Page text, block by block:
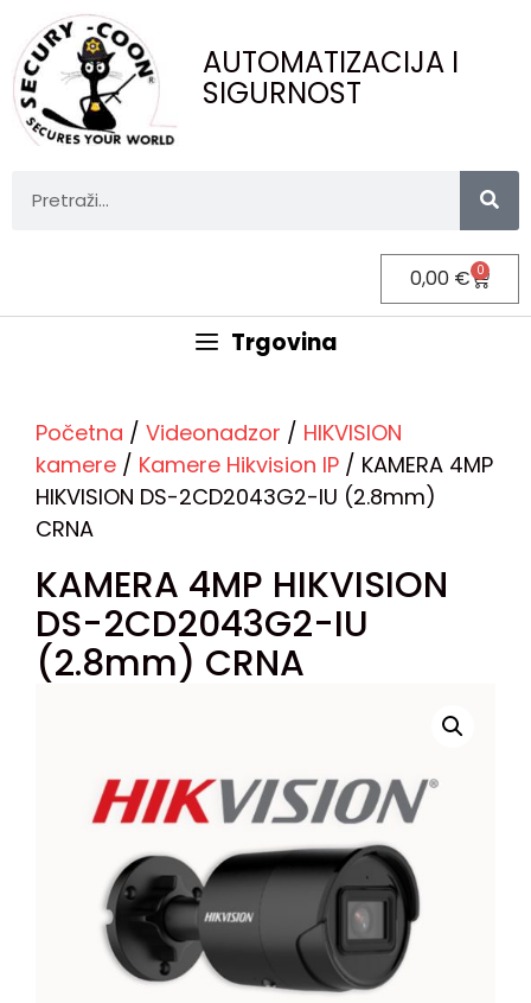
AUTOMATIZACIJA I
SIGURNOST
0,00 € 0
Trgovina
Početna / Videonadzor / HIKVISION
kamere / Kamere Hikvision IP / KAMERA 4MP
HIKVISION DS-2CD2043G2-IU (2.8mm)
CRNA
KAMERA 4MP HIKVISION
DS-2CD2043G2-IU
(2.8mm) CRNA